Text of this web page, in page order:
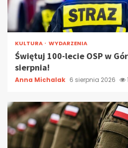
KULTURA WYDARZENIA
Świętuj 100-lecie OSP w
sierpnia!
Anna Michalak 6 sierpnia 2026